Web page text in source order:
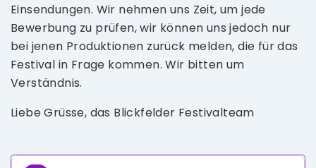
Einsendungen. Wir nehmen uns Zeit, um jede
Bewerbung zu prüfen, wir können uns jedoch nur
bei jenen Produktionen zurück melden, die für das
Festival in Frage kommen. Wir bitten um
Verständnis.
Liebe Grüsse, das Blickfelder Festivalteam